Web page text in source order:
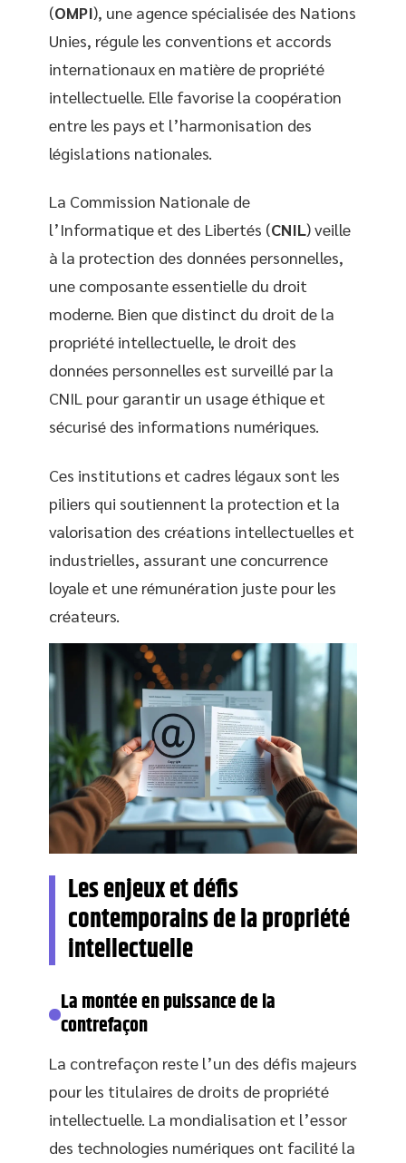
(OMPI), une agence spécialisée des Nations
Unies, régule les conventions et accords
internationaux en matière de propriété
intellectuelle. Elle favorise la coopération
entre les pays et l’harmonisation des
législations nationales.
La Commission Nationale de
l’Informatique et des Libertés (CNIL) veille
à la protection des données personnelles,
une composante essentielle du droit
moderne. Bien que distinct du droit de la
propriété intellectuelle, le droit des
données personnelles est surveillé par la
CNIL pour garantir un usage éthique et
sécurisé des informations numériques.
Ces institutions et cadres légaux sont les
piliers qui soutiennent la protection et la
valorisation des créations intellectuelles et
industrielles, assurant une concurrence
loyale et une rémunération juste pour les
créateurs.
Les enjeux et défis
contemporains de la propriété
intellectuelle
La montée en puissance de la
contrefaçon
La contrefaçon reste l’un des défis majeurs
pour les titulaires de droits de propriété
intellectuelle. La mondialisation et l’essor
des technologies numériques ont facilité la